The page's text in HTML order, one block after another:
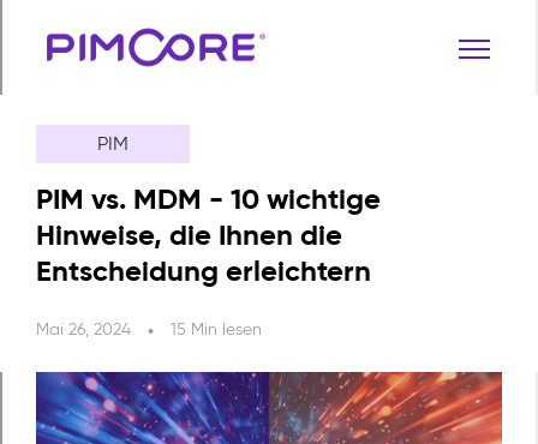
PIM
PIM vs. MDM - 10 wichtige
Hinweise, die Ihnen die
Entscheidung erleichtern
Mai 26, 2024 15 Min lesen